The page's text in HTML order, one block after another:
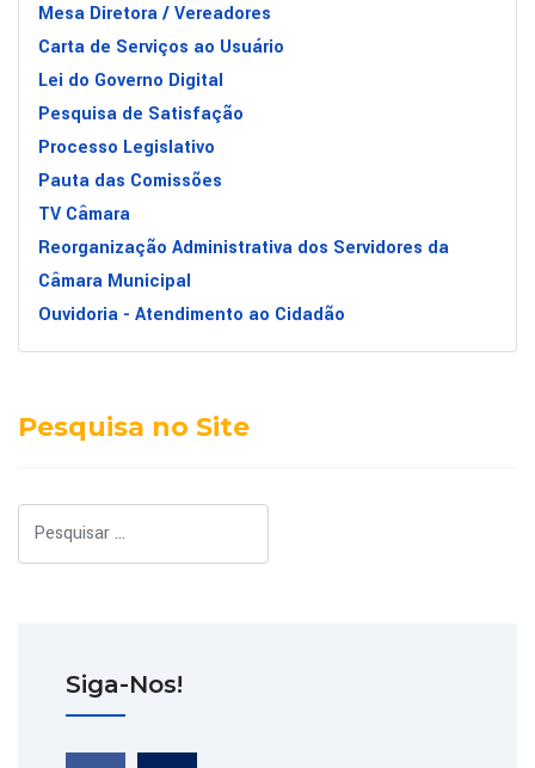
Mesa Diretora / Vereadores
Carta de Serviços ao Usuário
Lei do Governo Digital
Pesquisa de Satisfação
Processo Legislativo
Pauta das Comissões
TV Câmara
Reorganização Administrativa dos Servidores da
Câmara Municipal
Ouvidoria - Atendimento ao Cidadão
Pesquisa no Site
Siga-Nos!